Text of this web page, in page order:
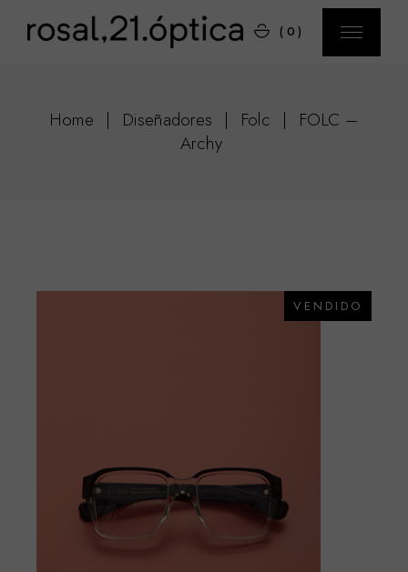
(0)
Home Diseñadores Folc
FOLC –
Archy
VENDIDO